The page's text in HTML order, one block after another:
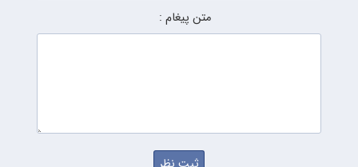
متن پیغام :